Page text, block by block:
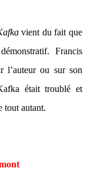
vient du fait que
Francis
l’auteur ou sur son
était troublé et
tout autant.